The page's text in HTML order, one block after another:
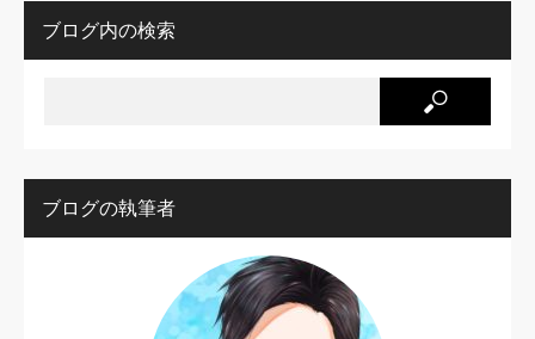
ブログ内の検索
ブログの執筆者